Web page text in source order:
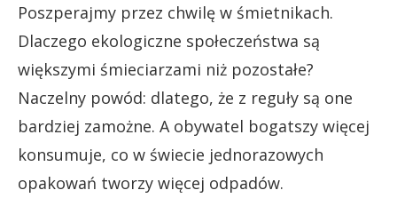
Poszperajmy przez chwilę w śmietnikach.
Dlaczego ekologiczne społeczeństwa są
większymi śmieciarzami niż pozostałe?
Naczelny powód: dlatego, że z reguły są one
bardziej zamożne. A obywatel bogatszy więcej
konsumuje, co w świecie jednorazowych
opakowań tworzy więcej odpadów.